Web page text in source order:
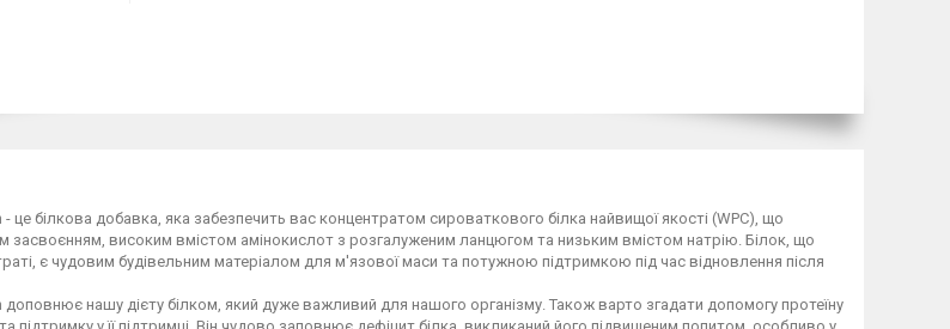
- це білкова добавка, яка забезпечить вас концентратом сироваткового білка найвищої якості (WPC), що
засвоєнням, високим вмістом амінокислот з розгалуженим ланцюгом та низьким вмістом натрію. Білок, що
є чудовим будівельним матеріалом для м'язової маси та потужною підтримкою під час відновлення після
доповнює нашу дієту білком, який дуже важливий для нашого організму. Також варто згадати допомогу протеїну